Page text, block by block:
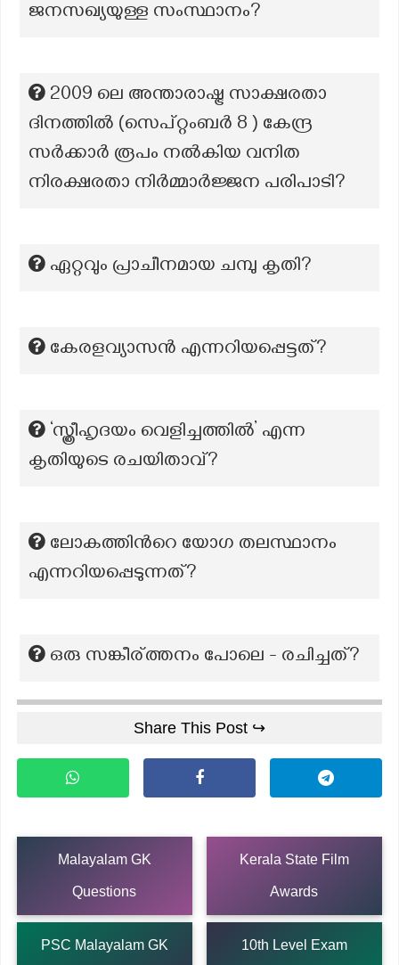
ജനസഖ്യയുള്ള സംസ്ഥാനം?
2009 ലെ അന്താരാഷ്ട്ര സാക്ഷരതാ
ദിനത്തിൽ (സെപ്റ്റംബർ 8 ) കേന്ദ്ര
സർക്കാർ രൂപം നൽകിയ വനിത
നിരക്ഷരതാ നിർമ്മാർജ്ജന പരിപാടി?
ഏറ്റവും പ്രാചീനമായ ചമ്പു കൃതി?
കേരളവ്യാസൻ എന്നറിയപ്പെട്ടത്?
‘സ്ത്രീഹൃദയം വെളിച്ചത്തിൽ’ എന്ന
കൃതിയുടെ രചയിതാവ്?
ലോകത്തിന്‍റെ യോഗ തലസ്ഥാനം
എന്നറിയപ്പെടുന്നത്?
ഒരു സങ്കീര്ത്തനം പോലെ - രചിച്ചത്?
Share This Post ↪
Malayalam GK
Questions
Kerala State Film
Awards
PSC Malayalam GK 10th Level Exam